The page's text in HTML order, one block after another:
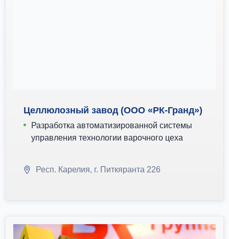
Целлюлозный завод (ООО «РК-Гранд»)
Разработка автоматизированной системы
управления технологии варочного цеха
Респ. Карелия, г. Питкяранта 226